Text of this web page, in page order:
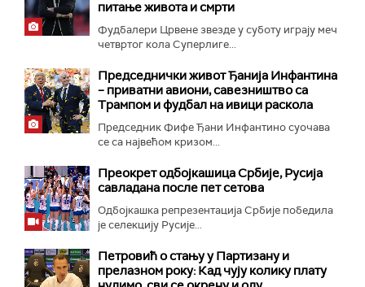
питање живота и смрти
Фудбалери Црвене звезде у суботу играју меч
четвртог кола Суперлиге...
Председнички живот Ђанија Инфантина
– приватни авиони, савезништво са
Трампом и фудбал на ивици раскола
Председник Фифе Ђани Инфантино суочава
се са највећом кризом...
Преокрет одбојкашица Србије, Русија
савладана после пет сетова
Одбојкашка репрезентација Србије победила
је селекцију Русије...
Петровић о стању у Партизану и
прелазном року: Кад чују колику плату